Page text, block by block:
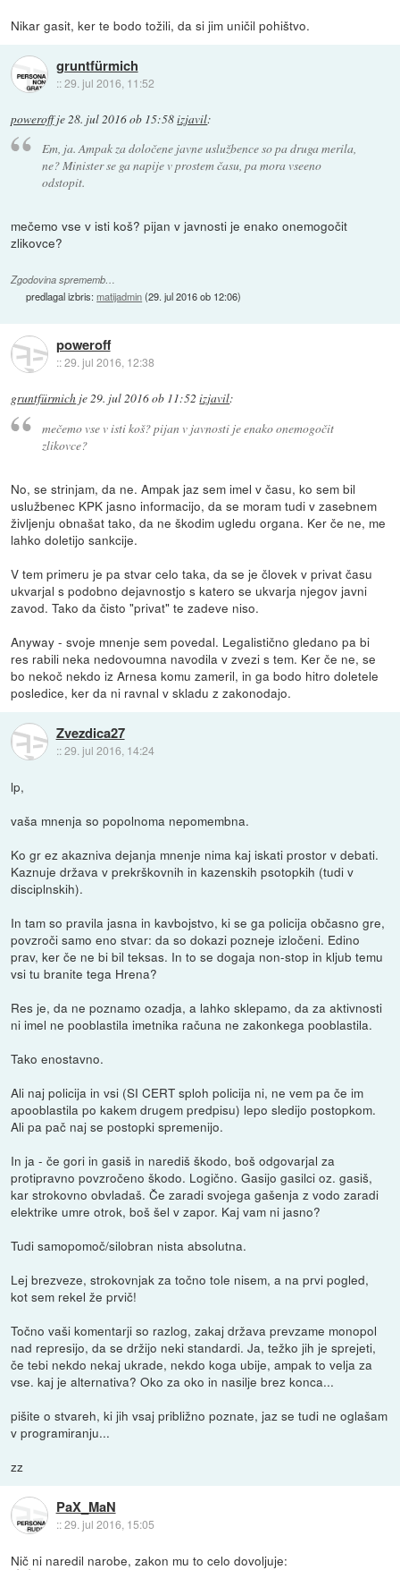
Nikar gasit, ker te bodo tožili, da si jim uničil pohištvo.
gruntfürmich
::29. jul 2016, 11:52
poweroffje 28. jul 2016 ob 15:58izjavil:
Em, ja. Ampak za določene javne uslužbence so pa druga merila,
ne? Minister se ga napije v prostem času, pa mora vseeno
odstopit.
mečemo vse v isti koš? pijan v javnosti je enako onemogočit
zlikovce?
Zgodovina sprememb…
predlagal izbris:matijadmin(29. jul 2016 ob 12:06)
poweroff
::29. jul 2016, 12:38
gruntfürmich je29. jul 2016 ob 11:52 izjavil:
mečemo vse v isti koš? pijan v javnosti je enako onemogočit
zlikovce?
No, se strinjam, da ne. Ampak jaz sem imel v času, ko sem bil
uslužbenec KPK jasno informacijo, da se moram tudi v zasebnem
življenju obnašat tako, da ne škodim ugledu organa. Ker če ne, me
lahko doletijo sankcije.
V tem primeru je pa stvar celo taka, da se je človek v privat času
ukvarjal s podobno dejavnostjo s katero se ukvarja njegov javni
zavod. Tako da čisto "privat" te zadeve niso.
Anyway - svoje mnenje sem povedal. Legalistično gledano pa bi
res rabili neka nedovoumna navodila v zvezi s tem. Ker če ne, se
bo nekoč nekdo iz Arnesa komu zameril, in ga bodo hitro doletele
posledice, ker da ni ravnal v skladu z zakonodajo.
Zvezdica27
::29. jul 2016, 14:24
lp,
vaša mnenja so popolnoma nepomembna.
Ko gr ez akazniva dejanja mnenje nima kaj iskati prostor v debati.
Kaznuje država v prekrškovnih in kazenskih psotopkih (tudi v
disciplnskih).
In tam so pravila jasna in kavbojstvo, ki se ga policija občasno gre,
povzroči samo eno stvar: da so dokazi pozneje izločeni. Edino
prav, ker če ne bi bil teksas. In to se dogaja non-stop in kljub temu
vsi tu branite tega Hrena?
Res je, da ne poznamo ozadja, a lahko sklepamo, da za aktivnosti
ni imel ne pooblastila imetnika računa ne zakonkega pooblastila.
Tako enostavno.
Ali naj policija in vsi (SI CERT sploh policija ni, ne vem pa če im
apooblastila po kakem drugem predpisu) lepo sledijo postopkom.
Ali pa pač naj se postopki spremenijo.
In ja - če gori in gasiš in narediš škodo, boš odgovarjal za
protipravno povzročeno škodo. Logično. Gasijo gasilci oz. gasiš,
kar strokovno obvladaš. Če zaradi svojega gašenja z vodo zaradi
elektrike umre otrok, boš šel v zapor. Kaj vam ni jasno?
Tudi samopomoč/silobran nista absolutna.
Lej brezveze, strokovnjak za točno tole nisem, a na prvi pogled,
kot sem rekel že prvič!
Točno vaši komentarji so razlog, zakaj država prevzame monopol
nad represijo, da se držijo neki standardi. Ja, težko jih je sprejeti,
če tebi nekdo nekaj ukrade, nekdo koga ubije, ampak to velja za
vse. kaj je alternativa? Oko za oko in nasilje brez konca...
pišite o stvareh, ki jih vsaj približno poznate, jaz se tudi ne oglašam
v programiranju...
zz
PaX_MaN
::29. jul 2016, 15:05
Nič ni naredil narobe, zakon mu to celo dovoljuje: